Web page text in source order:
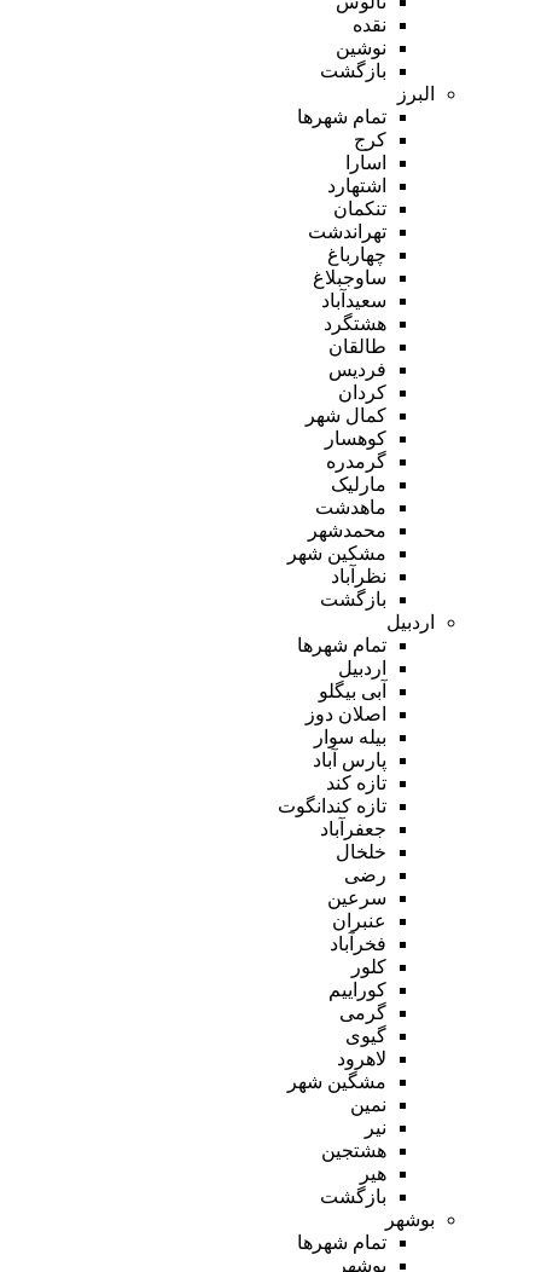
نقده
نوشین
بازگشت
البرز
تمام شهر‌ها
کرج
اسارا
اشتهارد
تنکمان
تهراندشت
چهارباغ
ساوجبلاغ
سعیدآباد
هشتگرد
طالقان
فردیس
کردان
کمال شهر
کوهسار
گرمدره
مارلیک
ماهدشت
محمدشهر
مشکین شهر
نظرآباد
بازگشت
اردبیل
تمام شهر‌ها
اردبیل
آبی بیگلو
اصلان دوز
بیله سوار
پارس آباد
تازه کند
تازه کندانگوت
جعفرآباد
خلخال
رضی
سرعین
عنبران
فخرآباد
کلور
کوراییم
گرمی
گیوی
لاهرود
مشگین شهر
نمین
نیر
هشتجین
هیر
بازگشت
بوشهر
تمام شهر‌ها
بوشهر